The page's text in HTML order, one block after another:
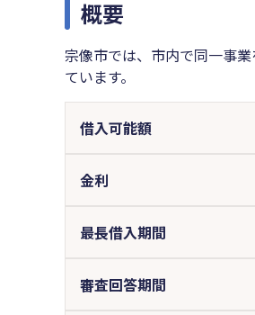
概要
宗像市では、市内で同一事
ています。
借入可能額
金利
最長借入期間
審査回答期間